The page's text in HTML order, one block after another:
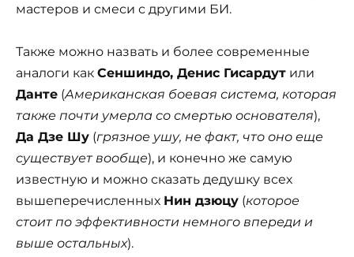
мастеров и смеси с другими БИ.
Также можно назвать и более современные
аналоги как Сеншиндо, Денис Гисардут или
Данте (Американская боевая система, которая
также почти умерла со смертью основателя),
Да Дзе Шу (грязное ушу, не факт, что оно еще
существует вообще), и конечно же самую
известную и можно сказать дедушку всех
вышеперечисленных Нин дзюцу (которое
стоит по эффективности немного впереди и
выше остальных).